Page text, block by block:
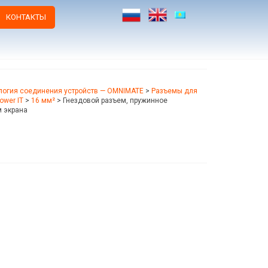
КОНТАКТЫ
соединения устройств — OMNIMATE > Разъемы для
IT > 16 мм² > Гнездовой разъем, пружинное
экрана